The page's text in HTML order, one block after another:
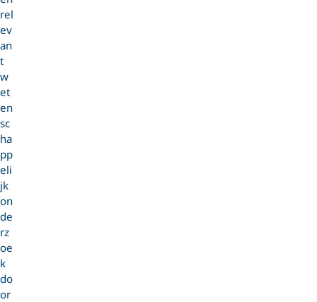
rel
ev
an
t
w
et
en
sc
ha
pp
eli
jk
on
de
rz
oe
k
do
or